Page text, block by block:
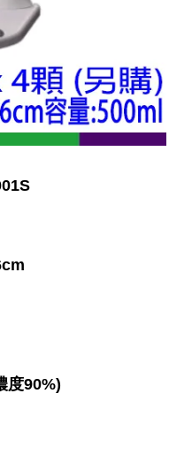
度90%)